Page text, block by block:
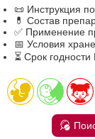
📜 Инструкция
💊 Состав
✅ Применение
📅 Условия
⏳ Срок